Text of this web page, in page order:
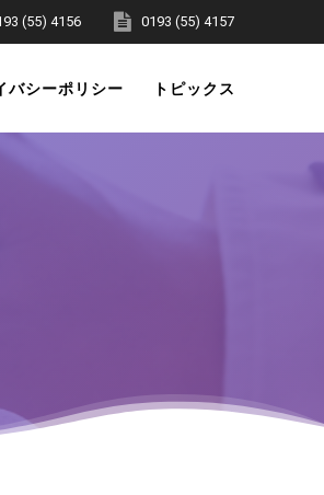
(55) 4156 0193 (55) 4157
バシーポリシー トピックス